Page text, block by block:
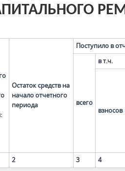
Остаток средств на
начало отчетного
периода
Поступило в
всего
в т.ч.
взносов
2 3 4